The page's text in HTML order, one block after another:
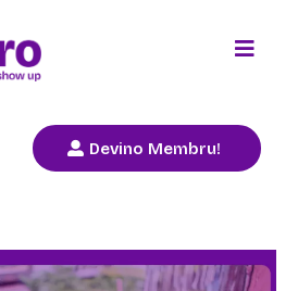
Devino Membru!